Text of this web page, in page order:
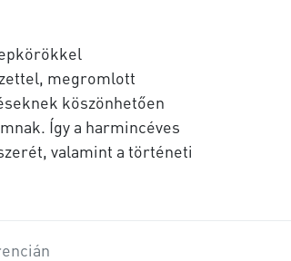
megromlott
köszönhetően
Így a harmincéves
valamint a történeti